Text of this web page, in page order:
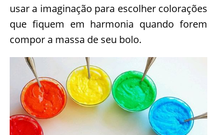
usar a imaginação para escolher colorações
que fiquem em harmonia quando forem
compor a massa de seu bolo.